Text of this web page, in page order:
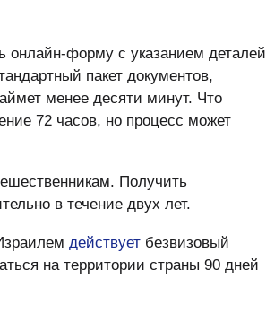
онлайн-форму с указанием деталей
пакет документов,
менее десяти минут. Что
72 часов, но процесс может
Получить
в течение двух лет.
действует безвизовый
на территории страны 90 дней